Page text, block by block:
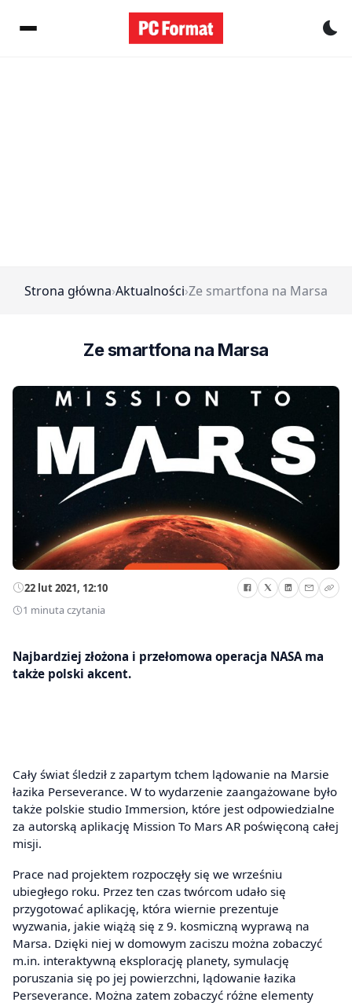
Strona główna›Aktualności›Ze smartfona na Marsa
Ze smartfona na Marsa
22 lut 2021, 12:10
1 minuta czytania
Najbardziej złożona i przełomowa operacja NASA ma
także polski akcent.
Cały świat śledził z zapartym tchem lądowanie na Marsie
łazika Perseverance. W to wydarzenie zaangażowane było
także polskie studio Immersion, które jest odpowiedzialne
za autorską aplikację Mission To Mars AR poświęconą całej
misji.
Prace nad projektem rozpoczęły się we wrześniu
ubiegłego roku. Przez ten czas twórcom udało się
przygotować aplikację, która wiernie prezentuje
wyzwania, jakie wiążą się z 9. kosmiczną wyprawą na
Marsa. Dzięki niej w domowym zaciszu można zobaczyć
m.in. interaktywną eksplorację planety, symulację
poruszania się po jej powierzchni, lądowanie łazika
Perseverance. Można zatem zobaczyć różne elementy